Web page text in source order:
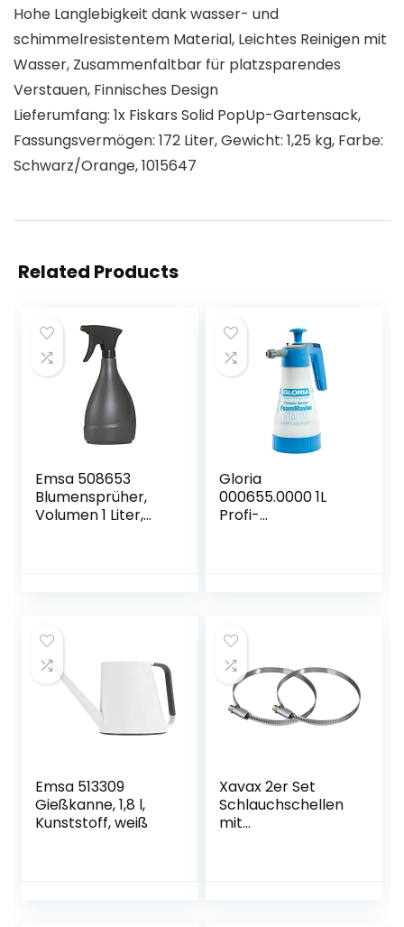
Hohe Langlebigkeit dank wasser- und
schimmelresistentem Material, Leichtes Reinigen mit
Wasser, Zusammenfaltbar für platzsparendes
Verstauen, Finnisches Design
Lieferumfang: 1x Fiskars Solid PopUp-Gartensack,
Fassungsvermögen: 172 Liter, Gewicht: 1,25 kg, Farbe:
Schwarz/Orange, 1015647
Related Products
Emsa 508653
Blumensprüher,
Volumen 1 Liter,
Gloria
000655.0000 1L
Profi-
Emsa 513309
Gießkanne, 1,8 l,
Kunststoff, weiß
Xavax 2er Set
Schlauchschellen
mit